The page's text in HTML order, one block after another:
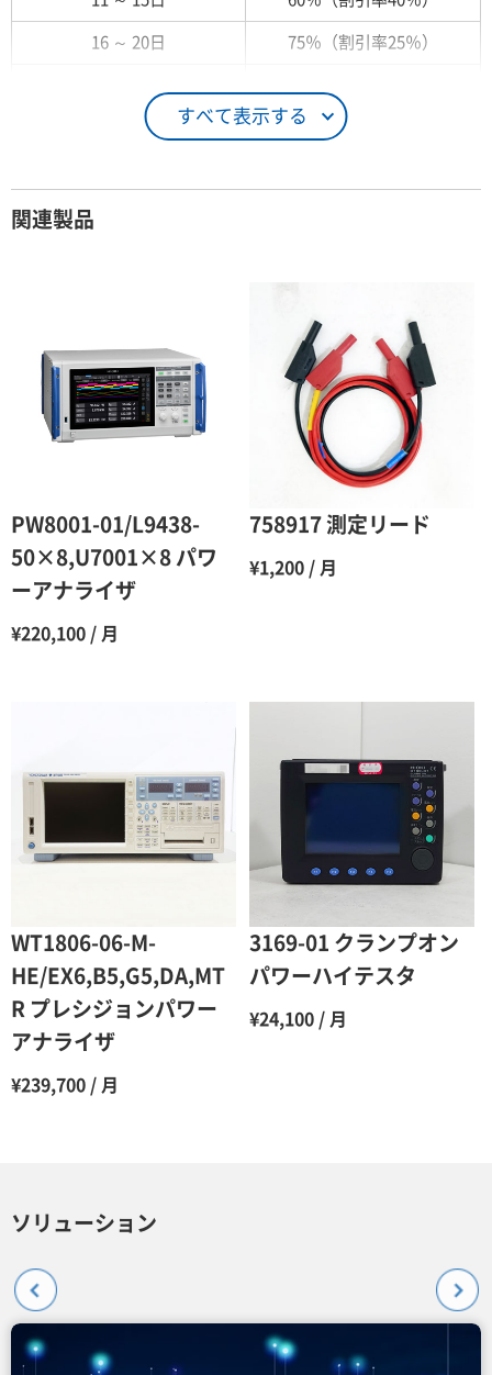
すべて表示する
16 ～ 20日 75％（割引率25％）
26日 ～ 1ヶ月 100％（割引率 0％）
90％（割引率10％）
3ヶ月 80％（割引率20％）
4ヶ月 75％（割引率25％）
70％（割引率30％）
7ヶ月
8ヶ月
9ヶ月
45％（割引率55％）
関連製品
PW8001-01/L9438-
50×8,U7001×8 パワ
ーアナライザ
¥220,100 / 月
758917 測定リード
¥1,200 / 月
WT1806-06-M-
HE/EX6,B5,G5,DA,MT
R プレシジョンパワー
アナライザ
¥239,700 / 月
3169-01 クランプオン
パワーハイテスタ
¥24,100 / 月
ソリューション